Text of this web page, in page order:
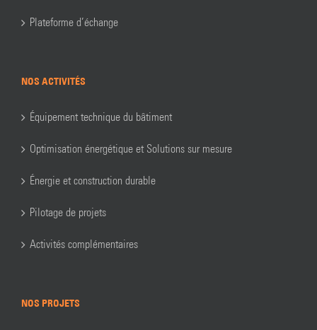
Plateforme d’échange
NOS ACTIVITÉS
Équipement technique du bâtiment
Optimisation énergétique et Solutions sur mesure
Énergie et construction durable
Pilotage de projets
Activités complémentaires
NOS PROJETS